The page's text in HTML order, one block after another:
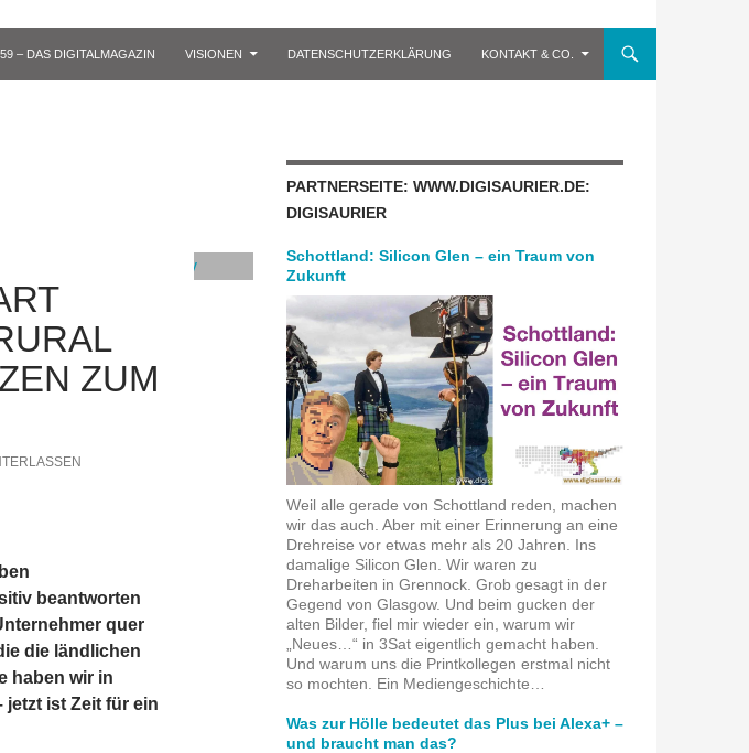
– DAS DIGITALMAGAZIN VISIONEN DATENSCHUTZERKLÄRUNG KONTAKT & CO.
ZUM
beantworten
quer
die ländlichen
haben wir in
jetzt ist Zeit für ein
PARTNERSEITE: WWW.DIGISAURIER.DE:
DIGISAURIER
Schottland: Silicon Glen – ein Traum von
Zukunft
Weil alle gerade von Schottland reden, machen
wir das auch. Aber mit einer Erinnerung an eine
Drehreise vor etwas mehr als 20 Jahren. Ins
damalige Silicon Glen. Wir waren zu
Dreharbeiten in Grennock. Grob gesagt in der
Gegend von Glasgow. Und beim gucken der
alten Bilder, fiel mir wieder ein, warum wir
„Neues…“ in 3Sat eigentlich gemacht haben.
Und warum uns die Printkollegen erstmal nicht
so mochten. Ein Mediengeschichte…
Was zur Hölle bedeutet das Plus bei Alexa+ –
und braucht man das?